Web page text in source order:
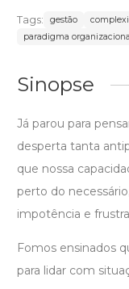
Tags: gestão
paradigma organizacional
Sinopse
Já parou para
desperta tanta
que nossa
perto do
impotência e
Fomos ensinados
para lidar com